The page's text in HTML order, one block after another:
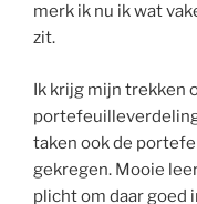
merk ik nu ik wat
zit.
Ik krijg mijn trekken
taken ook de
gekregen. Mooie
plicht om daar goed